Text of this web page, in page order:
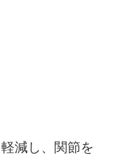
減し、関節を